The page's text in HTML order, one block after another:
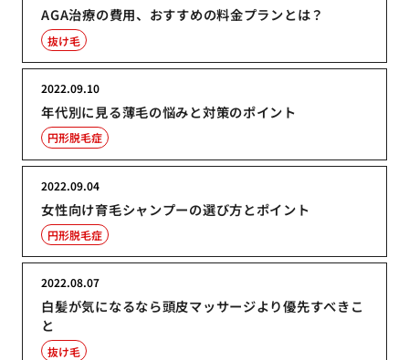
AGA治療の費用、おすすめの料金プランとは？
抜け毛
年代別に見る薄毛の悩みと対策のポイント
2022.09.10
円形脱毛症
女性向け育毛シャンプーの選び方とポイント
2022.09.04
円形脱毛症
白髪が気になるなら頭皮マッサージより優先すべきこ
と
2022.08.07
抜け毛